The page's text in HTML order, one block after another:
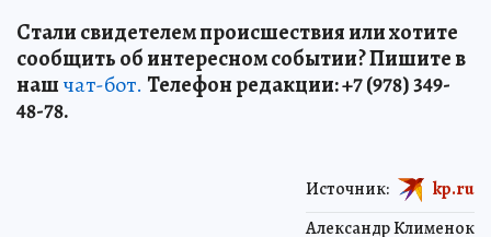
Стали свидетелем происшествия или хотите
сообщить об интересном событии? Пишите в
нашчат-бот. Телефон редакции: +7 (978) 349-
48-78.
Александр Клименок
Источник: kp.ru